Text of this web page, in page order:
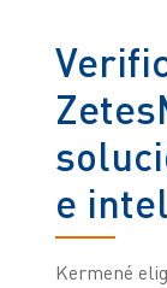
e
Kermené